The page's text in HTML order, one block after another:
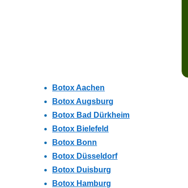
Botox Aachen
Botox Augsburg
Botox Bad Dürkheim
Botox Bielefeld
Botox Bonn
Botox Düsseldorf
Botox Duisburg
Botox Hamburg